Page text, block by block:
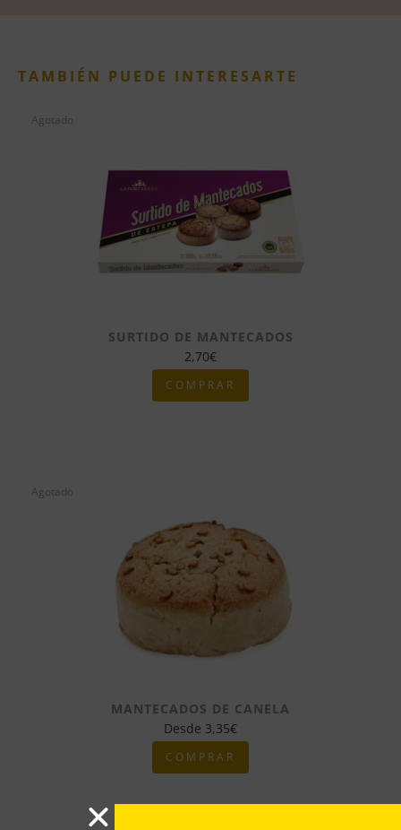
TAMBIÉN PUEDE INTERESARTE
Agotado
SURTIDO DE MANTECADOS
2,70€
COMPRAR
Agotado
MANTECADOS DE CANELA
Desde 3,35€
COMPRAR